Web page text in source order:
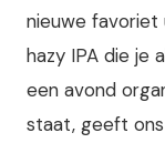
nieuwe
hazy IPA die je
een avond
staat, geeft